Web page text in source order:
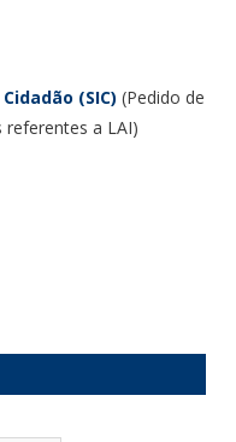
(SIC) (Pedido de
a LAI)